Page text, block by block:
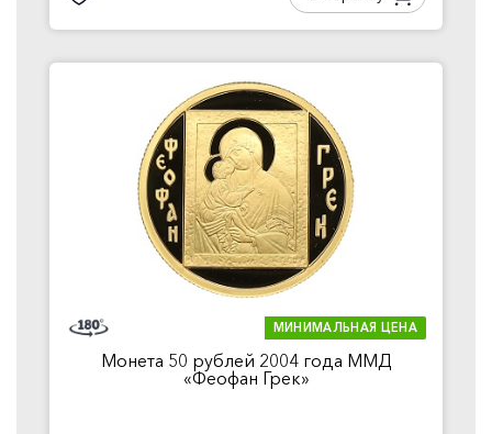
МИНИМАЛЬНАЯ ЦЕНА
Монета 50 рублей 2004 года ММД
«Феофан Грек»